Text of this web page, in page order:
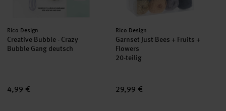
Hersteller:
Rico Design
Creative Bubble - Crazy
Bubble Gang deutsch
4,99 €
Hersteller:
Rico Design
Garnset Just Bees + Fruits +
Flowers
20-teilig
29,99 €